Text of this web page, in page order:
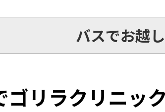
バスでお越
ゴリラクリニッ